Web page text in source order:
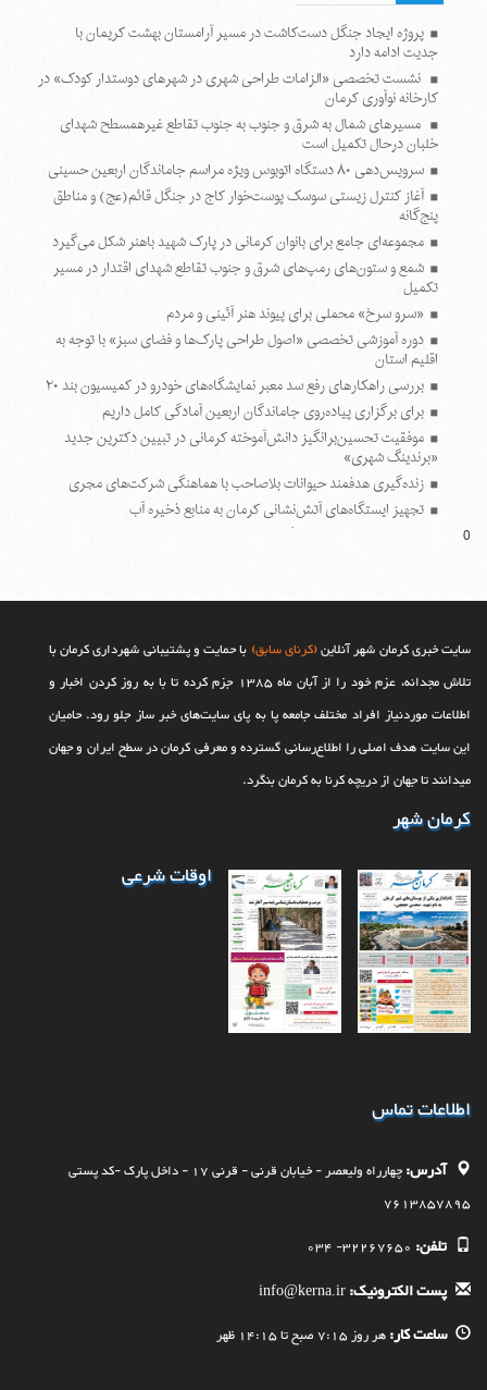
پروژه ایجاد جنگل دست‌کاشت در مسیر آرامستان بهشت کریمان با
جدیت ادامه دارد
نشست تخصصی «الزامات طراحی شهری در شهرهای دوستدار کودک» در
کارخانه نوآوری کرمان
مسیرهای شمال به شرق و جنوب به جنوب تقاطع غیرهمسطح شهدای
خلبان درحال تکمیل است
سرویس‌دهی ۸۰ دستگاه اتوبوس ویژه مراسم جاماندگان اربعین حسینی
آغاز کنترل زیستی سوسک پوست‌خوار کاج در جنگل قائم(عج) و مناطق
پنج‌گانه
مجموعه‌ای جامع برای بانوان کرمانی در پارک شهید باهنر شکل می‌گیرد
شمع و ستون‌های رمپ‌های شرق و جنوب تقاطع شهدای اقتدار در مسیر
تکمیل
«سرو سرخ» محملی برای پیوند هنر آئینی و مردم
دوره آموزشی تخصصی «اصول طراحی پارک‌ها و فضای سبز» با توجه به
اقلیم استان
بررسی راهکارهای رفع سد معبر نمایشگاه‌های خودرو در کمیسیون بند ۲۰
برای برگزاری پیاده‌روی جاماندگان اربعین آمادگی کامل داریم
موفقیت تحسین‌برانگیز دانش‌آموخته کرمانی در تبیین دکترین جدید
«برندینگ شهری»
زنده‌گیری هدفمند حیوانات بلاصاحب با هماهنگی شرکت‌های مجری
تجهیز ایستگاه‌های آتش‌نشانی کرمان به منابع ذخیره آب
استفاده از روش‌های جایگزین و کاهش هزینه‌ها در راستای تحقق اهداف
کوه
شد
0
سایت خبری کرمان شهر آنلاین(کرنای سابق) با حمایت و پشتیبانی شهرداری کرمان با
تلاش مجدانه، عزم خود را از آبان ماه 1385 جزم کرده تا با به روز کردن اخبار و
اطلاعات موردنیاز افراد مختلف جامعه پا به پای سایت‌های خبر ساز جلو رود. حامیان
این سایت هدف اصلی را اطلاع‌رسانی گسترده و معرفی کرمان در سطح ایران و جهان
می‎‏دانند تا جهان از دریچه کرنا به کرمان بنگرد.
کرمان شهر
اوقات شرعی
اطلاعات تماس
آدرس:
چهارراه وليعصر - خيابان قرنی - قرنی 17 - داخل پارک -کد پستی
7613857895
تلفن: 32267650- 034
پست الکترونیک: info@kerna.ir
ساعت کار:هر روز 7:15 صبح تا 14:15 ظهر